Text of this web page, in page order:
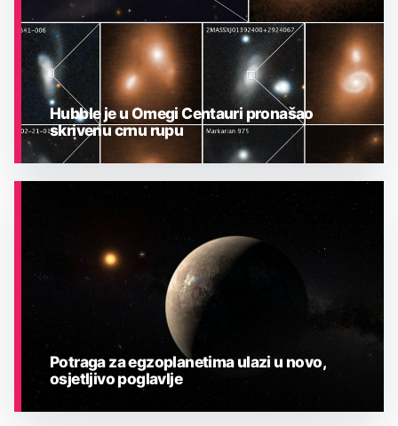
Hubble je u Omegi Centauri pronašao
skrivenu crnu rupu
Potraga za egzoplanetima ulazi u novo,
osjetljivo poglavlje